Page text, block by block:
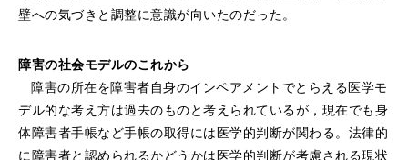
壁への気づきと調整に意識が向いたのだった。
障害の社会モデルのこれから
障害の所在を障害者自身のインペアメントでとらえる医学モ
デル的な考え方は過去のものと考えられているが，現在でも身
体障害者手帳など手帳の取得には医学的判断が関わる。法律的
に障害者と認められるかどうかは医学的判断が考慮される現状